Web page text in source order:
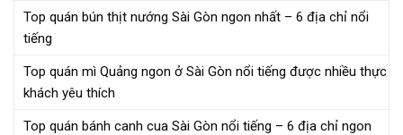
Top quán bún thịt nướng Sài Gòn ngon nhất – 6 địa chỉ nổi
tiếng
Top quán mì Quảng ngon ở Sài Gòn nổi tiếng được nhiều thực
khách yêu thích
Top quán bánh canh cua Sài Gòn nổi tiếng – 6 địa chỉ ngon